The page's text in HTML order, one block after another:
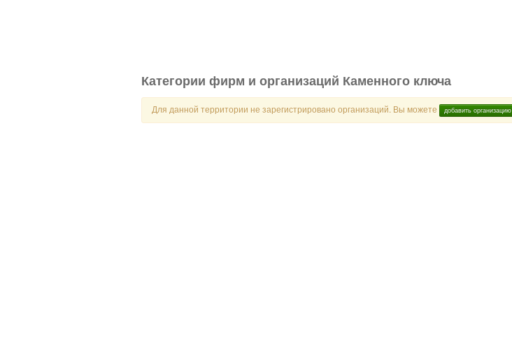
Категории фирм и организаций Каменного ключа
Для данной территории не зарегистрировано организаций. Вы можете добавить организацию